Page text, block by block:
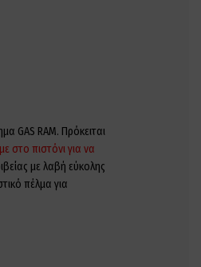
GAS RAM. Πρόκειται
στο πιστόνι για να
με λαβή εύκολης
πέλμα για